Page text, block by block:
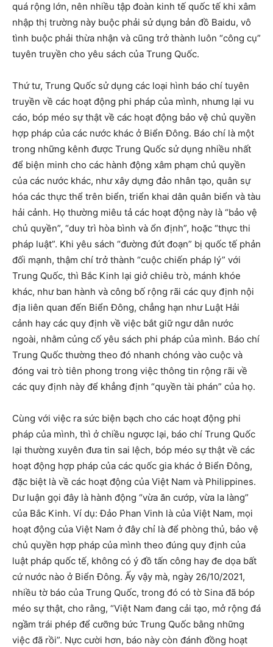
quá rộng lớn, nên nhiều tập đoàn kinh tế quốc tế khi xâm
nhập thị trường này buộc phải sử dụng bản đồ Baidu, vô
tình buộc phải thừa nhận và cũng trở thành luôn “công cụ”
tuyên truyền cho yêu sách của Trung Quốc.
Thứ tư, Trung Quốc sử dụng các loại hình báo chí tuyên
truyền về các hoạt động phi pháp của mình, nhưng lại vu
cáo, bóp méo sự thật về các hoạt động bảo vệ chủ quyền
hợp pháp của các nước khác ở Biển Đông. Báo chí là một
trong những kênh được Trung Quốc sử dụng nhiều nhất
để biện minh cho các hành động xâm phạm chủ quyền
của các nước khác, như xây dựng đảo nhân tạo, quân sự
hóa các thực thể trên biển, triển khai dân quân biển và tàu
hải cảnh. Họ thường miêu tả các hoạt động này là “bảo vệ
chủ quyền”, “duy trì hòa bình và ổn định”, hoặc “thực thi
pháp luật”. Khi yêu sách “đường đứt đoạn” bị quốc tế phản
đối mạnh, thậm chí trở thành “cuộc chiến pháp lý” với
Trung Quốc, thì Bắc Kinh lại giở chiêu trò, mánh khóe
khác, như ban hành và công bố rộng rãi các quy định nội
địa liên quan đến Biển Đông, chẳng hạn như Luật Hải
cảnh hay các quy định về việc bắt giữ ngư dân nước
ngoài, nhằm củng cố yêu sách phi pháp của mình. Báo chí
Trung Quốc thường theo đó nhanh chóng vào cuộc và
đóng vai trò tiên phong trong việc thông tin rộng rãi về
các quy định này để khẳng định “quyền tài phán” của họ.
Cùng với việc ra sức biện bạch cho các hoạt động phi
pháp của mình, thì ở chiều ngược lại, báo chí Trung Quốc
lại thường xuyên đưa tin sai lệch, bóp méo sự thật về các
hoạt động hợp pháp của các quốc gia khác ở Biển Đông,
đặc biệt là về các hoạt động của Việt Nam và Philippines.
Dư luận gọi đây là hành động “vừa ăn cướp, vừa la làng”
của Bắc Kinh. Ví dụ: Đảo Phan Vinh là của Việt Nam, mọi
hoạt động của Việt Nam ở đây chỉ là để phòng thủ, bảo vệ
chủ quyền hợp pháp của mình theo đúng quy định của
luật pháp quốc tế, không có ý đồ tấn công hay đe dọa bất
cứ nước nào ở Biển Đông. Ấy vậy mà, ngày 26/10/2021,
nhiều tờ báo của Trung Quốc, trong đó có tờ Sina đã bóp
méo sự thật, cho rằng, “Việt Nam đang cải tạo, mở rộng đá
ngầm trái phép để cưỡng bức Trung Quốc bằng những
việc đã rồi”. Nực cười hơn, báo này còn đánh đồng hoạt